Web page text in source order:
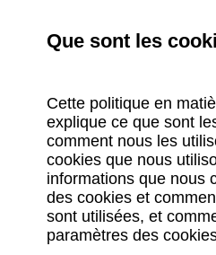
Que sont les
Cette politique en
explique ce que sont
comment nous les
cookies que nous
informations que nous
des cookies et
sont utilisées, et
paramètres des